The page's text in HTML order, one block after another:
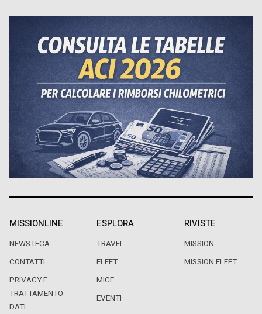
MISSIONLINE
NEWSTECA
CONTATTI
PRIVACY E
TRATTAMENTO
DATI
ESPLORA
TRAVEL
FLEET
MICE
EVENTI
RIVISTE
MISSION
MISSION FLEET